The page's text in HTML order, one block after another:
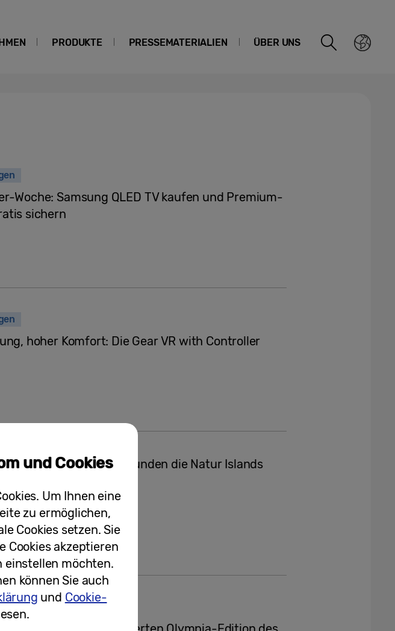
PRODUKTE PRESSEMATERIALIEN ÜBER UNS
Woche: Samsung QLED TV kaufen und Premium-
sichern
hoher Komfort: Die Gear VR with Controller
German Roamers erkunden die Natur Islands
und Cookies
Um Ihnen eine
zu ermöglichen,
Cookies setzen. Sie
Cookies akzeptieren
einstellen möchten.
können Sie auch
und Cookie-